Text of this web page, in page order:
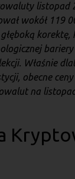
listopad
wokół 119
głęboką
Właśnie
obecne
na